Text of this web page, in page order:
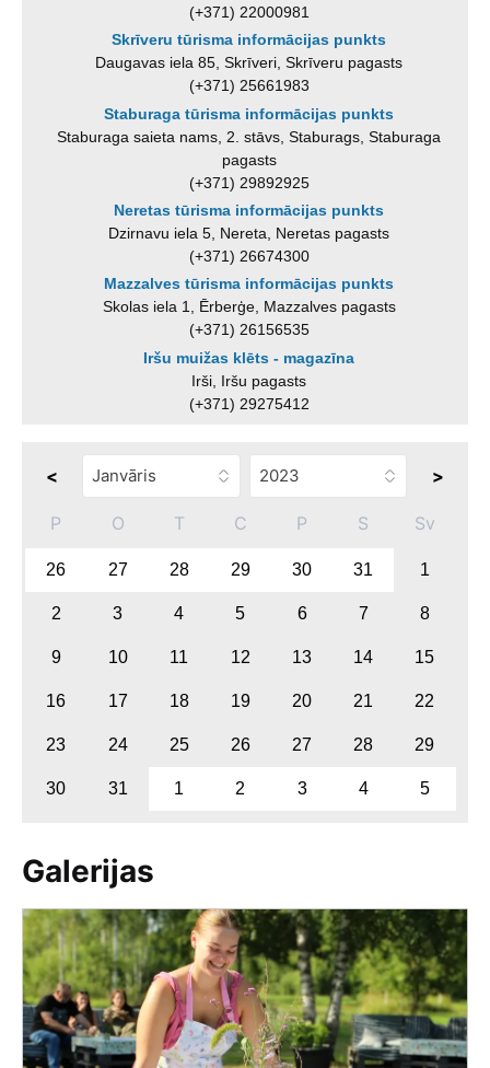
(+371) 22000981
Skrīveru tūrisma informācijas punkts
Daugavas iela 85, Skrīveri, Skrīveru pagasts
(+371) 25661983
Staburaga tūrisma informācijas punkts
Staburaga saieta nams, 2. stāvs, Staburags, Staburaga
pagasts
(+371) 29892925
Neretas tūrisma informācijas punkts
Dzirnavu iela 5, Nereta, Neretas pagasts
(+371) 26674300
Mazzalves tūrisma informācijas punkts
Skolas iela 1, Ērberģe, Mazzalves pagasts
(+371) 26156535
Iršu muižas klēts - magazīna
Irši, Iršu pagasts
(+371) 29275412
< >
P O T C P S Sv
26 27 28 29 30 31 1
2 3 4 5 6 7 8
9 10 11 12 13 14 15
16 17 18 19 20 21 22
23 24 25 26 27 28 29
30 31 1 2 3 4 5
Galerijas